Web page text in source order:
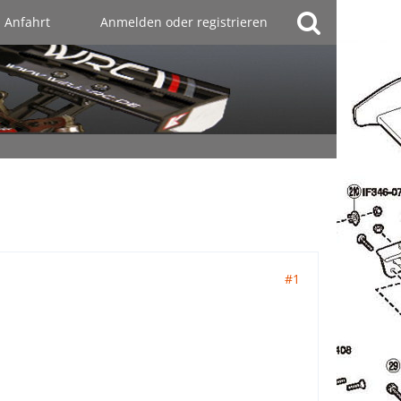
Anfahrt Anmelden oder registrieren
#1